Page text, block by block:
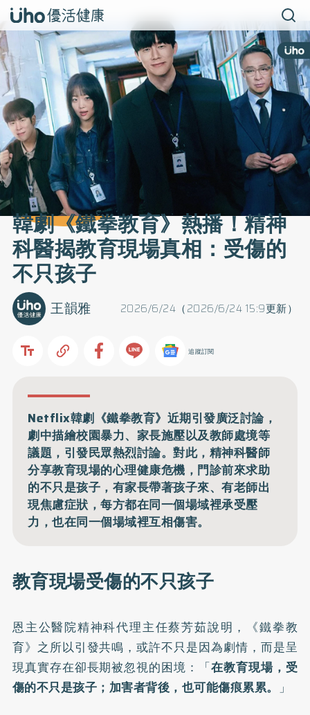
韓劇《鐵拳教育》熱播！精神
科醫揭教育現場真相：受傷的
不只孩子
2026/6/24（2026/6/24 15:9更新）
王韻雅
追蹤訂閱
Netflix韓劇《鐵拳教育》近期引發廣泛討論，
劇中描繪校園暴力、家長施壓以及教師處境等
議題，引發民眾熱烈討論。對此，精神科醫師
分享教育現場的心理健康危機，門診前來求助
的不只是孩子，有家長帶著孩子來、有老師出
現焦慮症狀，每方都在同一個場域裡承受壓
力，也在同一個場域裡互相傷害。
教育現場受傷的不只孩子
恩主公醫院精神科代理主任蔡芳茹說明，《鐵拳教
育》之所以引發共鳴，或許不只是因為劇情，而是呈
現真實存在卻長期被忽視的困境：「在教育現場，受
傷的不只是孩子；加害者背後，也可能傷痕累累。
」